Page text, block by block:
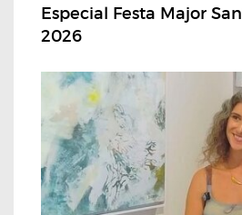
Especial Festa Major
2026